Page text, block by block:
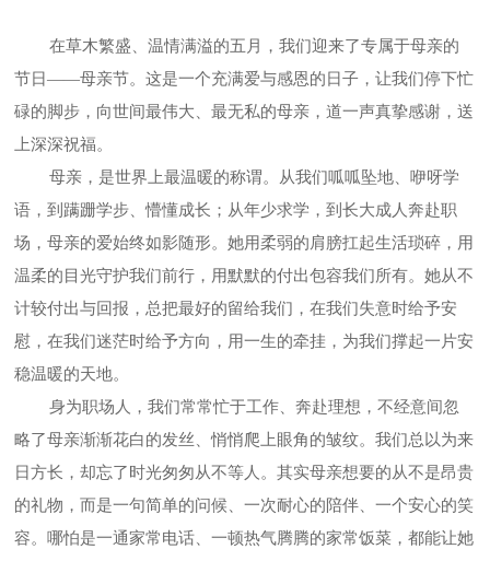
在草木繁盛、温情满溢的五月，我们迎来了专属于母亲的
节日——母亲节。这是一个充满爱与感恩的日子，让我们停下忙
碌的脚步，向世间最伟大、最无私的母亲，道一声真挚感谢，送
上深深祝福。
母亲，是世界上最温暖的称谓。从我们呱呱坠地、咿呀学
语，到蹒跚学步、懵懂成长；从年少求学，到长大成人奔赴职
场，母亲的爱始终如影随形。她用柔弱的肩膀扛起生活琐碎，用
温柔的目光守护我们前行，用默默的付出包容我们所有。她从不
计较付出与回报，总把最好的留给我们，在我们失意时给予安
慰，在我们迷茫时给予方向，用一生的牵挂，为我们撑起一片安
稳温暖的天地。
身为职场人，我们常常忙于工作、奔赴理想，不经意间忽
略了母亲渐渐花白的发丝、悄悄爬上眼角的皱纹。我们总以为来
日方长，却忘了时光匆匆从不等人。其实母亲想要的从不是昂贵
的礼物，而是一句简单的问候、一次耐心的陪伴、一个安心的笑
容。哪怕是一通家常电话、一顿热气腾腾的家常饭菜，都能让她